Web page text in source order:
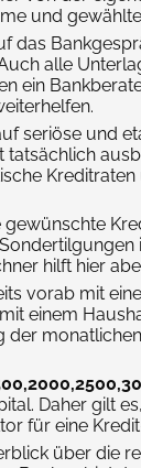
und
das
alle
ein
seriöse und
hilft hier
vorab mit
einem
Daher gilt
für eine
über die